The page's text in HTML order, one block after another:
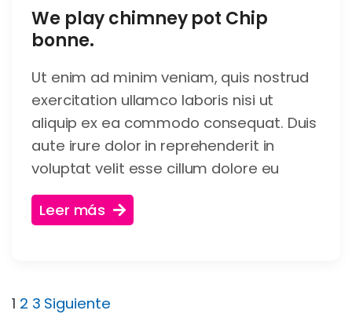
We play chimney pot Chip
bonne.
Ut enim ad minim veniam, quis nostrud
exercitation ullamco laboris nisi ut
aliquip ex ea commodo consequat. Duis
aute irure dolor in reprehenderit in
voluptat velit esse cillum dolore eu
Leer más
Paginación
1 2 3 Siguiente